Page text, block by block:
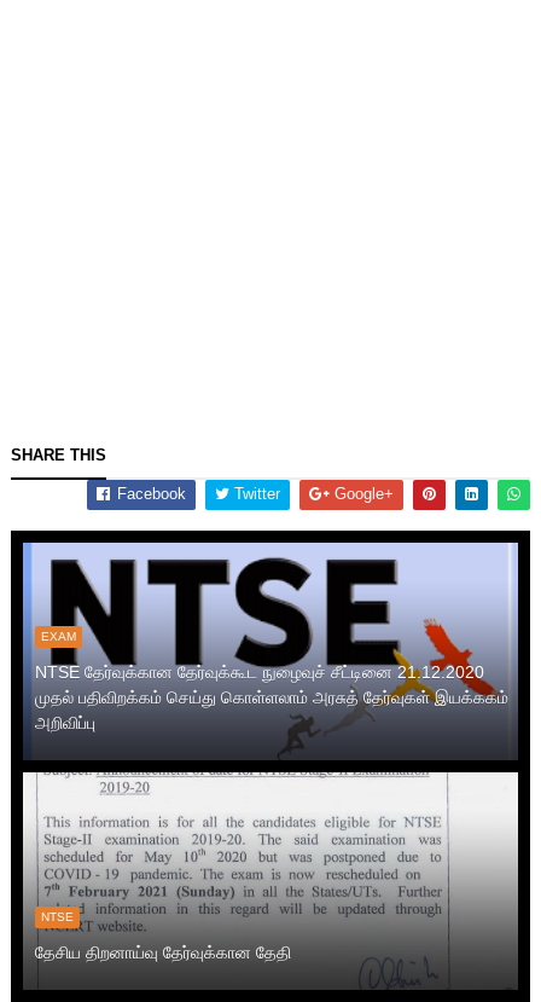
SHARE THIS
Facebook Twitter Google+
EXAM
NTSE தேர்வுக்கான தேர்வுக்கூட நுழைவுச் சீட்டினை 21.12.2020
முதல் பதிவிறக்கம் செய்து கொள்ளலாம் அரசுத் தேர்வுகள் இயக்ககம்
அறிவிப்பு
NTSE
தேசிய திறனாய்வு தேர்வுக்கான தேதி